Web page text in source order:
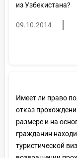
из Узбекистана?
09.10.2014
Имеет ли право
отказ
размере и на
гражданин
туристической